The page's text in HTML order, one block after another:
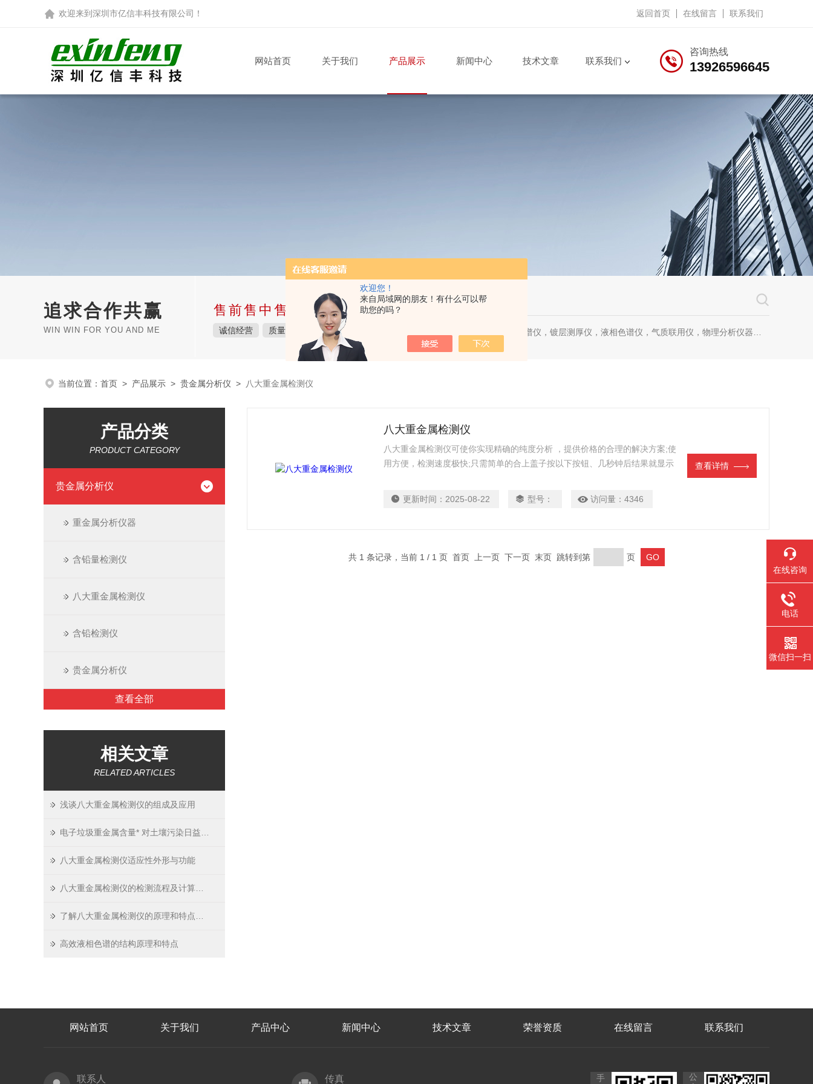
欢迎您！
来自局域网的朋友！有什么可以帮
助您的吗？
欢迎来到 深圳市亿信丰科技有限公司 ！ 返回首页 在线留言 联系我们
咨询热线
13926596645
网站首页 关于我们 产品展示 新闻中心 技术文章 联系我们
追求合作共赢
WIN WIN FOR YOU AND ME
售前售中售后完整的服务体系
诚信经营 质量保障 价格实惠 X荧光光谱仪，镀层测厚仪，液相色谱仪，气质联用仪，物理分析仪器，化学分析仪器
当前位置： 首页 > 产品展示 > 贵金属分析仪 > 八大重金属检测仪
产品分类
PRODUCT CATEGORY
贵金属分析仪
重金属分析仪器
含铅量检测仪
八大重金属检测仪
含铅检测仪
贵金属分析仪
查看全部
相关文章
RELATED ARTICLES
浅谈八大重金属检测仪的组成及应用
八大重金属检测仪适应性外形与功能
高效液相色谱的结构原理和特点
八大重金属检测仪
八大重金属检测仪可使你实现精确的纯度分析 ，提供价格的合理的解决方案;使
用方便，检测速度极快;只需简单的合上盖子按以下按钮、几秒钟后结果就显示
更新时间： 2025-08-22 型号： 访问量：4346
查看详情
共 1 条记录，当前 1 / 1 页 首页 上一页 下一页 末页 跳转到第 页
网站首页 关于我们 产品中心 新闻中心 技术文章 荣誉资质 在线留言 联系我们
联系人 传真 手
公
在线咨询
电话
微信扫一扫